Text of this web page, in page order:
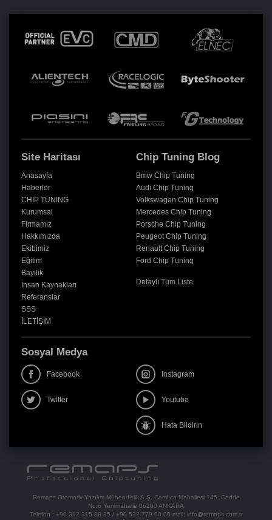
Site Haritası
Anasayfa
Haberler
CHIP TUNING
Kurumsal
Firmamız
Hakkımızda
Ekibimiz
Eğitim
Bayilik
İnsan Kaynakları
Referanslar
SSS
İLETİŞİM
Chip Tuning Blog
Bmw Chip Tuning
Audi Chip Tuning
Volkswagen Chip Tuning
Mercedes Chip Tuning
Porsche Chip Tuning
Peugeot Chip Tuning
Renault Chip Tuning
Ford Chip Tuning
Detaylı Tüm Liste
Sosyal Medya
Facebook Instagram
Twitter Youtube
Hata Bildirin
Remaps Otomotiv Yazılım Mühendislik A.Ş. Çamlıca Mahallesi 145. Cadde
No:6 Yenimahalle 06200 ANKARA
Telefon : +90 312 315 88 85 / +90 532 779 00 00 mail: info@remaps.com.tr